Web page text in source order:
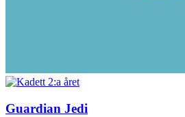
Guardian Jedi